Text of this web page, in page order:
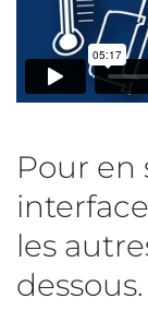
Pour en
interface
les
dessous.